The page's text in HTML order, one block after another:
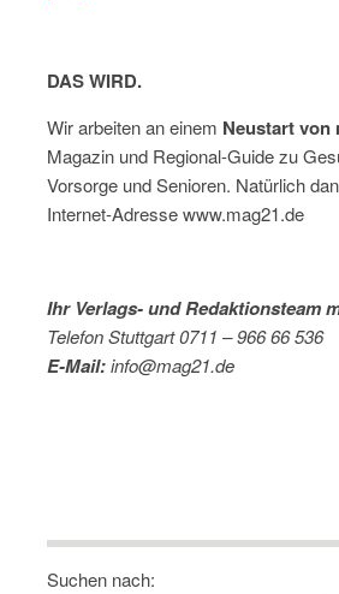
DAS WIRD.
Wir arbeiten an einem Neustart von
Magazin und Regional-Guide zu
Vorsorge und Senioren. Natürlich
Internet-Adresse www.mag21.de
Ihr Verlags- und Redaktionsteam
Telefon Stuttgart 0711 – 966 66 536
E-Mail:info@mag21.de
Suchen nach: